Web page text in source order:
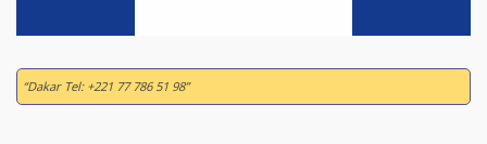
“Dakar Tel: +221 77 786 51 98”